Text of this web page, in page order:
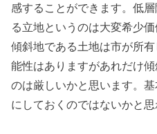
感することができます。低
る立地というのは大変希少
傾斜地である土地は市が所
能性はありますがあれだけ
のは厳しいかと思います。
にしておくのではないかと思